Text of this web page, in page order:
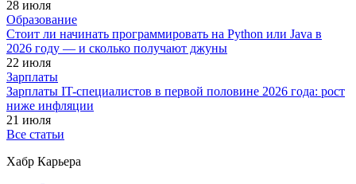
28 июля
Образование
Стоит ли начинать программировать на Python или Java в
2026 году — и сколько получают джуны
22 июля
Зарплаты
Зарплаты IT-специалистов в первой половине 2026 года: рост
ниже инфляции
21 июля
Все статьи
Хабр Карьера